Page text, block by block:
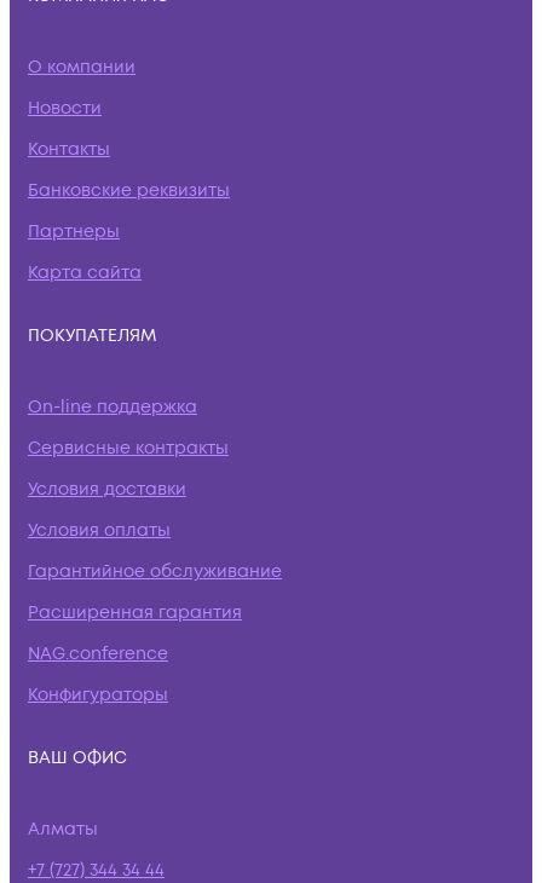
О компании
Новости
Контакты
Банковские реквизиты
Партнеры
Карта сайта
ПОКУПАТЕЛЯМ
On-line поддержка
Сервисные контракты
Условия доставки
Условия оплаты
Гарантийное обслуживание
Расширенная гарантия
NAG.conference
Конфигураторы
ВАШ ОФИС
Алматы
+7 (727) 344 34 44